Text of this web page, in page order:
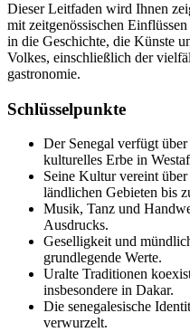
Dieser Leitfaden wird Ihnen
mit zeitgenössischen
in die Geschichte, die Künste
Volkes, einschließlich der
gastronomie.
Schlüsselpunkte
Der Senegal verfügt
kulturelles Erbe in
Seine Kultur vereint
ländlichen Gebieten bis
Musik, Tanz und
Ausdrucks.
Geselligkeit und
grundlegende Werte.
Uralte Traditionen
insbesondere in Dakar.
Die senegalesische
verwurzelt.